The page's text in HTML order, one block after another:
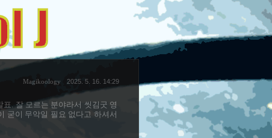
Magikoology 2025. 5. 16. 14:29
. 잘 모르는 분야라서 씻김굿 영
굳이 무악일 필요 없다고 하셔서